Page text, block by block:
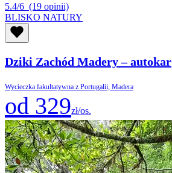
5.4/6 (19 opinii)
BLISKO NATURY
Dziki Zachód Madery – autokar
Wycieczka fakultatywna z Portugalii, Madera
od 329zł/os.